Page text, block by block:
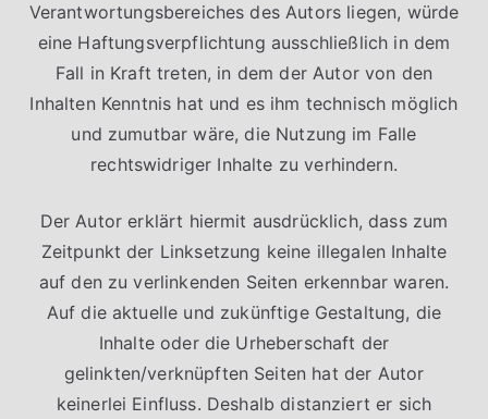
Verantwortungsbereiches des Autors liegen, würde
eine Haftungsverpflichtung ausschließlich in dem
Fall in Kraft treten, in dem der Autor von den
Inhalten Kenntnis hat und es ihm technisch möglich
und zumutbar wäre, die Nutzung im Falle
rechtswidriger Inhalte zu verhindern.
Der Autor erklärt hiermit ausdrücklich, dass zum
Zeitpunkt der Linksetzung keine illegalen Inhalte
auf den zu verlinkenden Seiten erkennbar waren.
Auf die aktuelle und zukünftige Gestaltung, die
Inhalte oder die Urheberschaft der
gelinkten/verknüpften Seiten hat der Autor
keinerlei Einfluss. Deshalb distanziert er sich